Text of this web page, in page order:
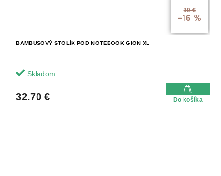
39 €
–16 %
BAMBUSOVÝ STOLÍK POD NOTEBOOK GION XL
Skladom
32.70 € Do košíka